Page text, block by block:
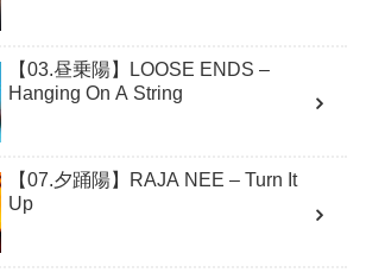
【03.昼乗陽】LOOSE ENDS –
Hanging On A String
【07.夕踊陽】RAJA NEE – Turn It
Up